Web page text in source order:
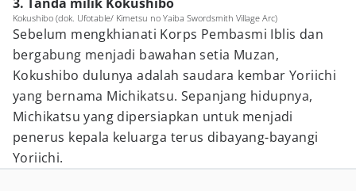
Kokushibo (dok. Ufotable/ Kimetsu no Yaiba Swordsmith Village Arc)
Sebelum mengkhianati Korps Pembasmi Iblis dan
bergabung menjadi bawahan setia Muzan,
Kokushibo dulunya adalah saudara kembar Yoriichi
yang bernama Michikatsu. Sepanjang hidupnya,
Michikatsu yang dipersiapkan untuk menjadi
penerus kepala keluarga terus dibayang-bayangi
Yoriichi.